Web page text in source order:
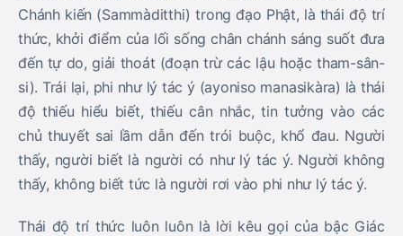
Chánh kiến (Sammàditthi) trong đạo Phật, là thái độ trí
thức, khởi điểm của lối sống chân chánh sáng suốt đưa
đến tự do, giải thoát (đoạn trừ các lậu hoặc tham-sân-
si). Trái lại, phi như lý tác ý (ayoniso manasikàra) là thái
độ thiếu hiểu biết, thiếu cân nhắc, tin tưởng vào các
chủ thuyết sai lầm dẫn đến trói buộc, khổ đau. Người
thấy, người biết là người có như lý tác ý. Người không
thấy, không biết tức là người rơi vào phi như lý tác ý.
Thái độ trí thức luôn luôn là lời kêu gọi của bậc Giác